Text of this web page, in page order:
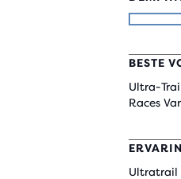
BESTE
Ultra-
Races
Ultratrail